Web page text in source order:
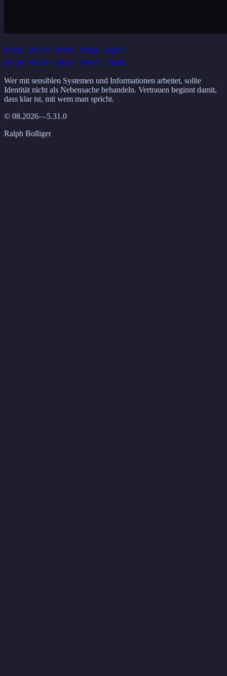
FC84 CC79 8DD1 C935 6857
6F3B EE36 9AC6 9EF1 7BD8
Wer mit sensiblen Systemen und Informationen arbeitet, sollte
Identität nicht als Nebensache behandeln. Vertrauen beginnt damit,
dass klar ist, mit wem man spricht.
© 08.2026—5.31.0
Ralph Bolliger